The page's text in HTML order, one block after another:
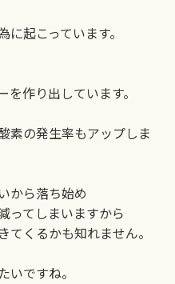
起こっています。
作り出しています。
素の発生率もアップしま
から落ち始め
ってしまいますから
くるかも知れません。
いですね。